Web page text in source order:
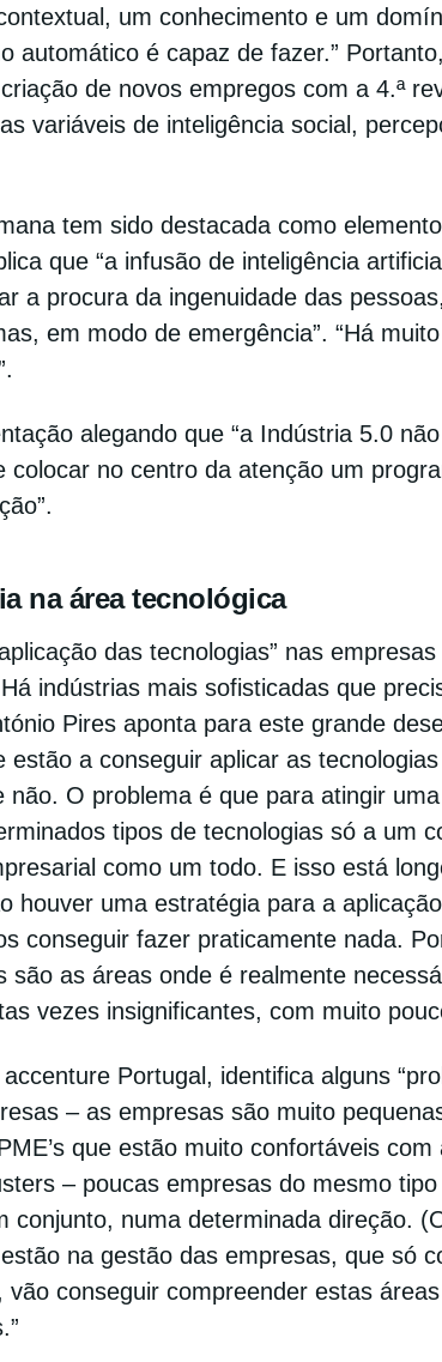
um conhecimento e um
automático é capaz de fazer.”
de novos empregos com a 4.ª
variáveis de inteligência social,
tem sido destacada como
que “a infusão de inteligência
a procura da ingenuidade das
em modo de emergência”. “Há
alegando que “a Indústria 5.0
colocar no centro da atenção um
na área tecnológica
das tecnologias” nas
indústrias mais sofisticadas que
Pires aponta para este grande
estão a conseguir aplicar as
O problema é que para atingir
tipos de tecnologias só a um
como um todo. E isso está
houver uma estratégia para a
conseguir fazer praticamente nada.
são as áreas onde é realmente
vezes insignificantes, com muito
Portugal, identifica alguns
– as empresas são muito
que estão muito confortáveis
– poucas empresas do mesmo
conjunto, numa determinada direção.
na gestão das empresas, que só
conseguir compreender estas